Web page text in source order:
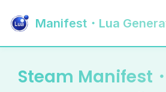
Manifest・Lua
Steam Manifest